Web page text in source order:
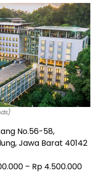
No.56-58,
Jawa Barat 40142
– Rp 4.500.000